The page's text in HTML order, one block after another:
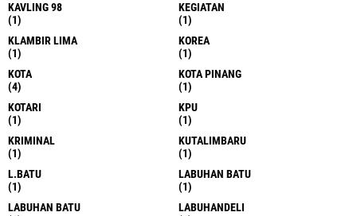
KAVLING 98
(1)
KEGIATAN
(1)
KLAMBIR LIMA
(1)
KOREA
(1)
KOTA
(4)
KOTA PINANG
(1)
KOTARI
(1)
KPU
(1)
KRIMINAL
(1)
KUTALIMBARU
(1)
L.BATU
(1)
LABUHAN BATU
(1)
LABUHAN BATU
LABUHANDELI